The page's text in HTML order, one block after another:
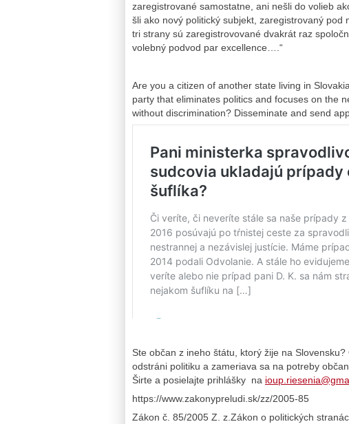
zaregistrované samostatne, ani nešli do volieb
šli ako nový politický subjekt, zaregistrovaný pod
tri strany sú zaregistrovované dvakrát raz
volebný podvod par excellence….“
Are you a citizen of another state living in
party that eliminates politics and focuses on the
without discrimination? Disseminate and send
Ste občan z ineho štátu, ktorý žije na
odstráni politiku a zameriava sa na potreby
Širte a posielajte prihlášky na
https://www.zakonypreludi.sk/zz/2005-85
Zákon č. 85/2005 Z. z.Zákon o politických